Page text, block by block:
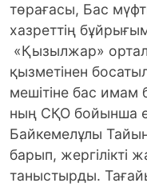
төрағасы, Бас
хазреттің
«Қызылжар»
қызметінен
мешітіне бас
ның СҚО бойынша
Байкемелұлы
барып, жергілікті
таныстырды.